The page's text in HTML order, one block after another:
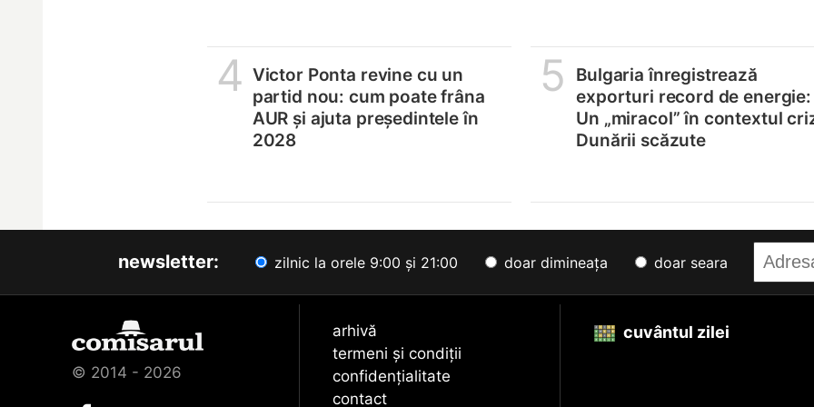
4 Victor Ponta revine cu un
partid nou: cum poate frâna
AUR și ajuta președintele în
2028
5
Bulgaria înregistrează
exporturi record de energie:
Un „miracol” în contextul
Dunării scăzute
newsletter: zilnic la orele 9:00 și 21:00 doar dimineața doar seara
© 2014 - 2026
arhivă
termeni și condiții
confidențialitate
contact
cuvântul zilei